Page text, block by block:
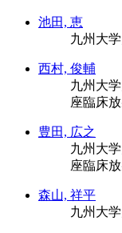
池田, 恵
九州大
西村, 俊輔
九州大
座臨床
豊田, 広之
九州大
座臨床
森山, 祥平
九州大